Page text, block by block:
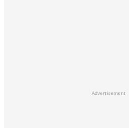
Advertisement